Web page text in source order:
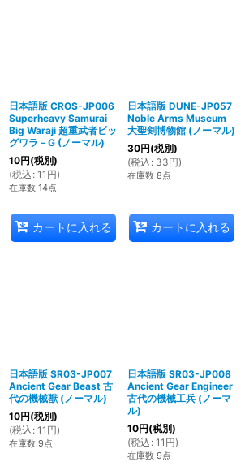
日本語版 CROS-JP006
Superheavy Samurai
Big Waraji 超重武者ビッ
グワラ－G (ノーマル)
10円(税別)
(税込 : 11 円)
在庫数 14点
カートに入れる
日本語版 DUNE-JP057
Noble Arms Museum
大聖剣博物館 (ノーマル)
30円(税別)
(税込 : 33円)
在庫数 8点
カートに入れる
日本語版 SR03-JP007
Ancient Gear Beast 古
代の機械獣 (ノーマル)
10円(税別)
(税込 : 11 円)
在庫数 9点
日本語版 SR03-JP008
Ancient Gear Engineer
古代の機械工兵 (ノーマ
ル)
10円(税別)
(税込 : 11 円)
在庫数 9点